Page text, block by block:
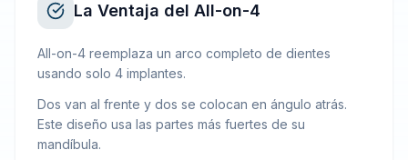
La Ventaja del All-on-4
All-on-4 reemplaza un arco completo de dientes
usando solo 4 implantes.
Dos van al frente y dos se colocan en ángulo atrás.
Este diseño usa las partes más fuertes de su
mandíbula.